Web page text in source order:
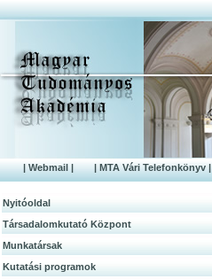
| Webmail | | MTA Vári Telefonkönyv |
Nyitóoldal
Társadalomkutató Központ
Munkatársak
Kutatási programok